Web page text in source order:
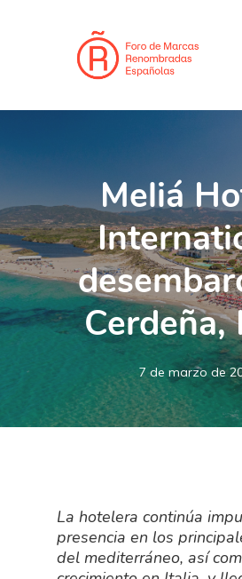
Meliá
Cerdeña,
7 de marzo de
La hotelera continúa
presencia en los
del mediterráneo, así